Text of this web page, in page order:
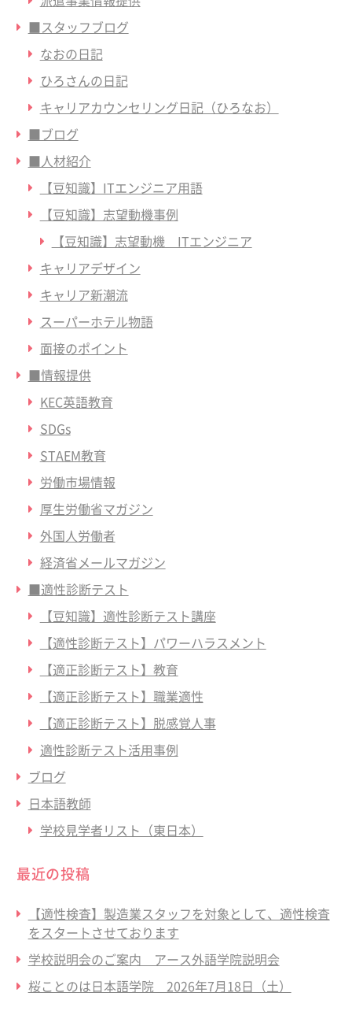
■スタッフブログ
なおの日記
ひろさんの日記
キャリアカウンセリング日記（ひろなお）
■ブログ
■人材紹介
【豆知識】ITエンジニア用語
【豆知識】志望動機事例
【豆知識】志望動機 ITエンジニア
キャリアデザイン
キャリア新潮流
スーパーホテル物語
面接のポイント
■情報提供
KEC英語教育
SDGs
STAEM教育
労働市場情報
厚生労働省マガジン
外国人労働者
経済省メールマガジン
■適性診断テスト
【豆知識】適性診断テスト講座
【適性診断テスト】パワーハラスメント
【適正診断テスト】教育
【適正診断テスト】職業適性
【適正診断テスト】脱感覚人事
適性診断テスト活用事例
ブログ
日本語教師
学校見学者リスト（東日本）
最近の投稿
【適性検査】製造業スタッフを対象として、適性検査
をスタートさせております
学校説明会のご案内 アース外語学院説明会
桜ことのは日本語学院 2026年7月18日（土）